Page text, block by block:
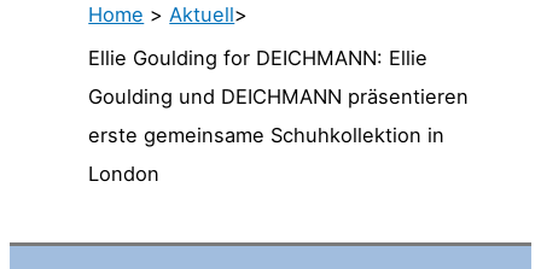
Home > Aktuell>
Ellie Goulding for DEICHMANN: Ellie
Goulding und DEICHMANN präsentieren
erste gemeinsame Schuhkollektion in
London